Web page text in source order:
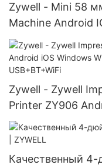
Zywell - Mini 58
Machine Android
квитанционный
USB+BT
Zywell - Zywell
Printer ZY906
Thermal Ticket
Качественный